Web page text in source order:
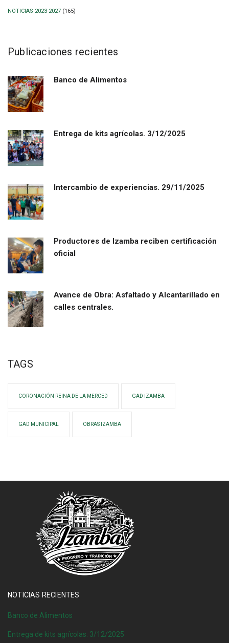
NOTICIAS 2023-2027 (165)
Publicaciones recientes
Banco de Alimentos
Entrega de kits agrícolas. 3/12/2025
Intercambio de experiencias. 29/11/2025
Productores de Izamba reciben certificación
oficial
Avance de Obra: Asfaltado y Alcantarillado en
calles centrales.
TAGS
CORONACIÓN REINA DE LA MERCED GAD IZAMBA
GAD MUNICIPAL OBRAS IZAMBA
NOTICIAS RECIENTES
Banco de Alimentos
Entrega de kits agrícolas. 3/12/2025